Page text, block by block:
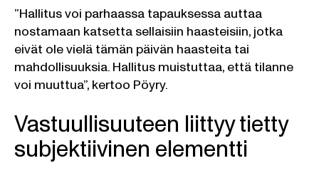
”Hallitus voi parhaassa tapauksessa auttaa
nostamaan katsetta sellaisiin haasteisiin, jotka
eivät ole vielä tämän päivän haasteita tai
mahdollisuuksia. Hallitus muistuttaa, että tilanne
voi muuttua”, kertoo Pöyry.
Vastuullisuuteen liittyy tietty
subjektiivinen elementti